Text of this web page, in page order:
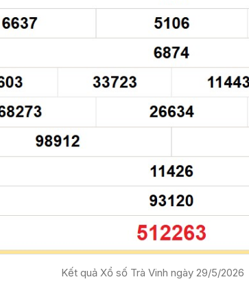
Kết quả Xổ số Trà Vinh ngày 29/5/2026